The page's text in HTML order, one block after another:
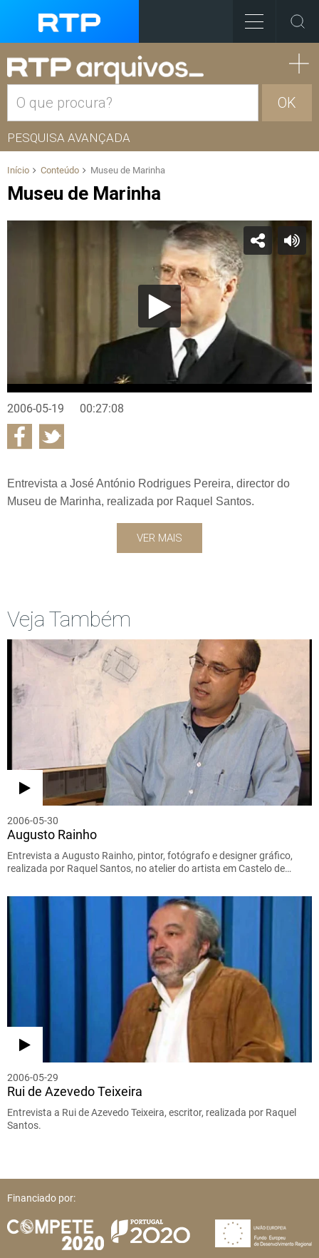
OK
PESQUISA AVANÇADA
Início Conteúdo Museu de Marinha
Museu de Marinha
2006-05-19 00:27:08
Entrevista a José António Rodrigues Pereira, director do
Museu de Marinha, realizada por Raquel Santos.
VER MAIS
Veja Também
2006-05-30
Augusto Rainho
Entrevista a Augusto Rainho, pintor, fotógrafo e designer gráfico,
realizada por Raquel Santos, no atelier do artista em Castelo de…
2006-05-29
Rui de Azevedo Teixeira
Entrevista a Rui de Azevedo Teixeira, escritor, realizada por Raquel
Santos.
Financiado por: